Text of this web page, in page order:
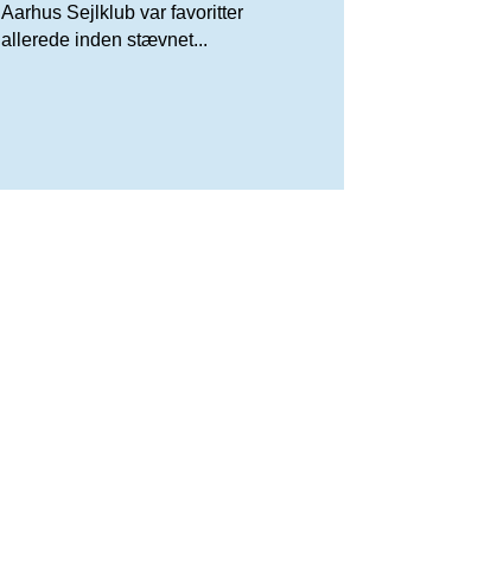
Aarhus Sejlklub var favoritter
allerede inden stævnet...